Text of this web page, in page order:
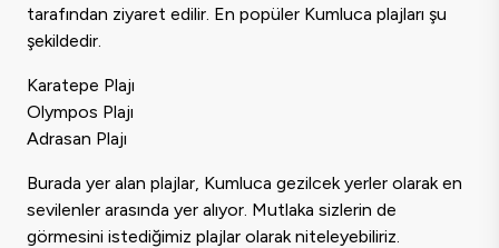
tarafından ziyaret edilir. En popüler Kumluca plajları şu
şekildedir.
Karatepe Plajı
Olympos Plajı
Adrasan Plajı
Burada yer alan plajlar, Kumluca gezilcek yerler olarak en
sevilenler arasında yer alıyor. Mutlaka sizlerin de
görmesini istediğimiz plajlar olarak niteleyebiliriz.